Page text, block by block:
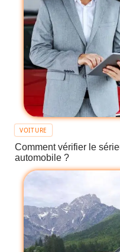
VOITURE
Comment vérifier le
automobile ?